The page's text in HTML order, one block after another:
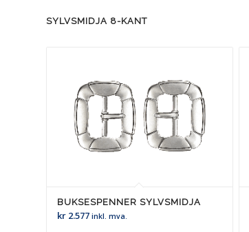
SYLVSMIDJA 8-KANT
BUKSESPENNER SYLVSMIDJA
kr 2.577 inkl. mva.